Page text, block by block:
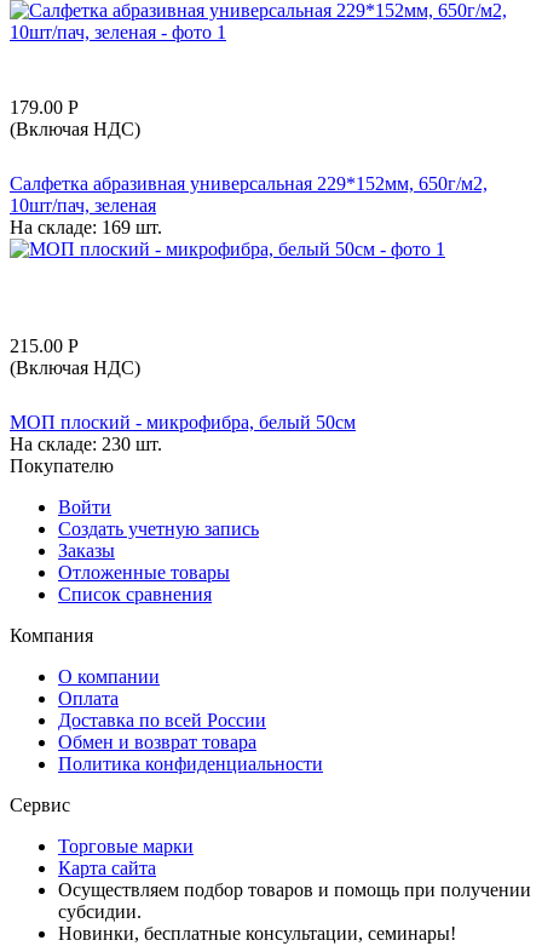
179.00 Р
(Включая НДС)
Салфетка абразивная универсальная 229*152мм, 650г/м2,
10шт/пач, зеленая
На складе: 169 шт.
215.00 Р
(Включая НДС)
МОП плоский - микрофибра, белый 50см
На складе: 230 шт.
Покупателю
Войти
Создать учетную запись
Заказы
Отложенные товары
Список сравнения
Компания
О компании
Оплата
Доставка по всей России
Обмен и возврат товара
Политика конфиденциальности
Сервис
Торговые марки
Карта сайта
Осуществляем подбор товаров и помощь при получении
субсидии.
Новинки, бесплатные консультации, семинары!